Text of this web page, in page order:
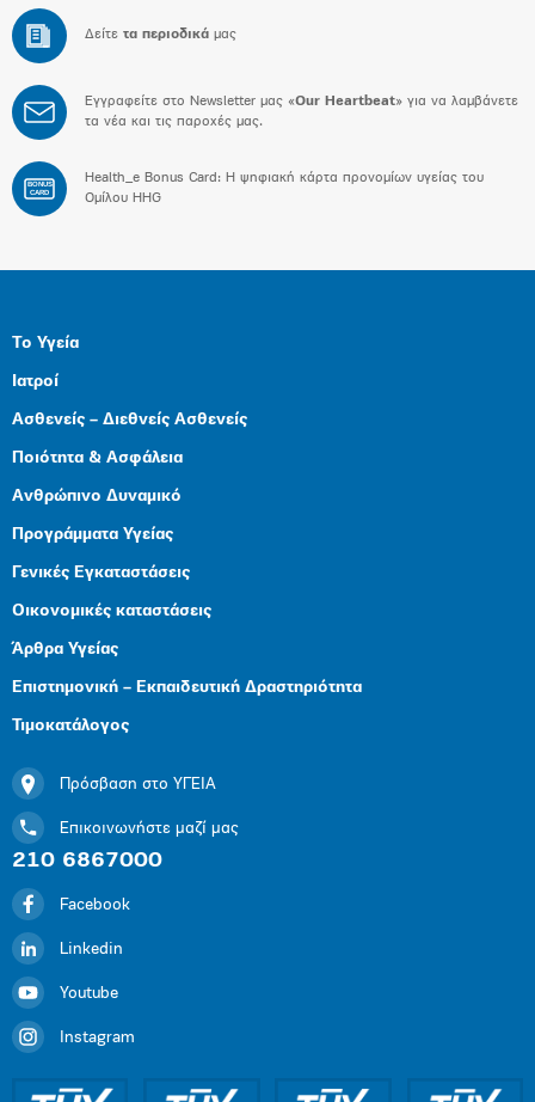
Δείτε τα περιοδικά μας
Εγγραφείτε στο Newsletter μας «Our Heartbeat» για να λαμβάνετε
τα νέα και τις παροχές μας.
BONUS
CARD
Health_e Bonus Card: H ψηφιακή κάρτα προνομίων υγείας του
Ομίλου HHG
Το Υγεία
Ιατροί
Ασθενείς – Διεθνείς Ασθενείς
Ποιότητα & Ασφάλεια
Ανθρώπινο Δυναμικό
Προγράμματα Υγείας
Γενικές Εγκαταστάσεις
Οικονομικές καταστάσεις
Άρθρα Υγείας
Επιστημονική – Εκπαιδευτική Δραστηριότητα
Τιμοκατάλογος
Πρόσβαση στο ΥΓΕΙΑ
Επικοινωνήστε μαζί μας
210 6867000
Facebook
Linkedin
Youtube
Instagram